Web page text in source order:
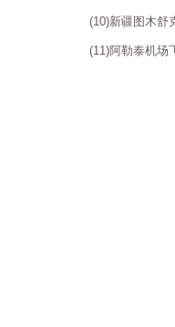
(10)新疆图木舒
(11)阿勒泰机场